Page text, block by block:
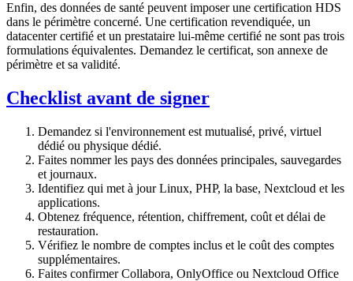
Enfin, des données de santé peuvent imposer une certification HDS
dans le périmètre concerné. Une certification revendiquée, un
datacenter certifié et un prestataire lui-même certifié ne sont pas trois
formulations équivalentes. Demandez le certificat, son annexe de
périmètre et sa validité.
Checklist avant de signer
Demandez si l'environnement est mutualisé, privé, virtuel
dédié ou physique dédié.
Faites nommer les pays des données principales, sauvegardes
et journaux.
Identifiez qui met à jour Linux, PHP, la base, Nextcloud et les
applications.
Obtenez fréquence, rétention, chiffrement, coût et délai de
restauration.
Vérifiez le nombre de comptes inclus et le coût des comptes
supplémentaires.
Faites confirmer Collabora, OnlyOffice ou Nextcloud Office